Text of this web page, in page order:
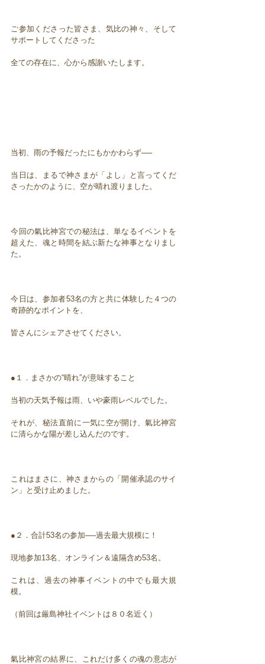
ご参加くださった皆さま、気比の神々、そして
サポートしてくださった
全ての存在に、心から感謝いたします。
当初、雨の予報だったにもかかわらず──
当日は、まるで神さまが「よし」と言ってくだ
さったかのように、空が晴れ渡りました。
今回の氣比神宮での秘法は、単なるイベントを
超えた、魂と時間を結ぶ新たな神事となりまし
た。
今日は、参加者53名の方と共に体験した４つの
奇跡的なポイントを、
皆さんにシェアさせてください。
●１．まさかの“晴れ”が意味すること
当初の天気予報は雨、いや豪雨レベルでした。
それが、秘法直前に一気に空が開け、氣比神宮
に清らかな陽が差し込んだのです。
これはまさに、神さまからの「開催承認のサイ
ン」と受け止めました。
●２．合計53名の参加──過去最大規模に！
現地参加13名、オンライン＆遠隔含め53名。
これは、過去の神事イベントの中でも最大規
模。
（前回は厳島神社イベントは８０名近く）
氣比神宮の結界に、これだけ多くの魂の意志が